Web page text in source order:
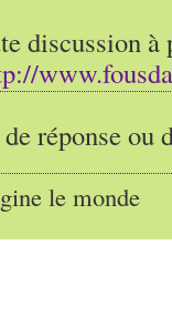
discussion à
de réponse ou
le monde